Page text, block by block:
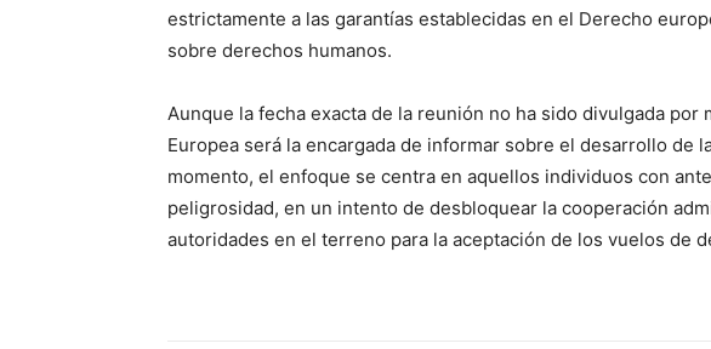
estrictamente a las garantías establecidas en el Derecho
sobre derechos humanos.
Aunque la fecha exacta de la reunión no ha sido divulgada por
Europea será la encargada de informar sobre el desarrollo de
momento, el enfoque se centra en aquellos individuos con
peligrosidad, en un intento de desbloquear la cooperación
autoridades en el terreno para la aceptación de los vuelos de